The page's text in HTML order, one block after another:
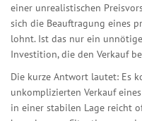
einer unrealistischen
sich die Beauftragung eines
lohnt. Ist das nur ein
Investition, die den Verkauf
Die kurze Antwort lautet: Es
unkomplizierten Verkauf
in einer stabilen Lage reicht